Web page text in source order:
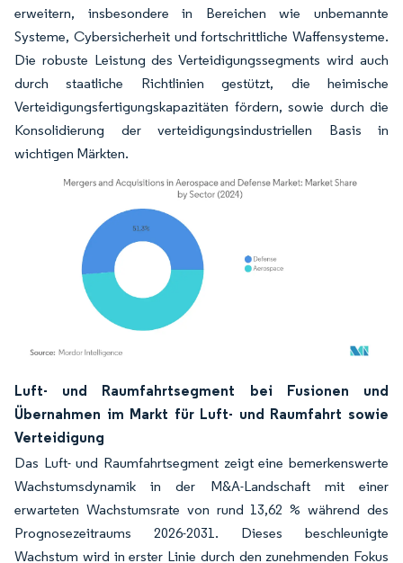
erweitern, insbesondere in Bereichen wie unbemannte
Systeme, Cybersicherheit und fortschrittliche Waffensysteme.
Die robuste Leistung des Verteidigungssegments wird auch
durch staatliche Richtlinien gestützt, die heimische
Verteidigungsfertigungskapazitäten fördern, sowie durch die
Konsolidierung der verteidigungsindustriellen Basis in
wichtigen Märkten.
Bild © Mordor Intelligence. Wiederverwendung erfordert Namensnennung gemäß
Luft- und Raumfahrtsegment bei Fusionen und
Übernahmen im Markt für Luft- und Raumfahrt sowie
Verteidigung
Das Luft- und Raumfahrtsegment zeigt eine bemerkenswerte
Wachstumsdynamik in der M&A-Landschaft mit einer
erwarteten Wachstumsrate von rund 13,62 % während des
Prognosezeitraums 2026-2031. Dieses beschleunigte
Wachstum wird in erster Linie durch den zunehmenden Fokus